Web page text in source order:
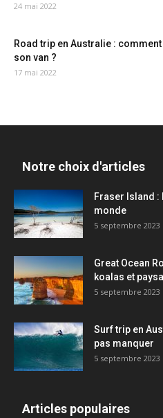
24 mai 2022
Road trip en Australie :
son van ?
17 mai 2022
Notre choix d'articles
Fraser Island :
monde
5 septembre 2023
Great Ocean
koalas et
5 septembre 2023
Surf trip en
pas manquer
5 septembre 2023
Articles populaires